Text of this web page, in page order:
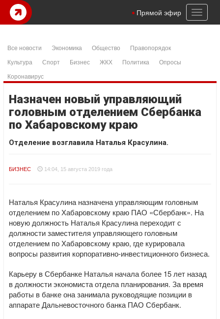
Toggle
Прямой эфир
Все новости Экономика Общество
Правопорядок
Культура
Спорт Бизнес ЖКХ Политика
Опросы
Коронавирус
Назначен новый управляющий
головным отделением Сбербанка
по Хабаровскому краю
Отделение возглавила Наталья Красулина.
БИЗНЕС 14:04, 15 августа 2019 года
Наталья Красулина назначена управляющим головным
отделением по Хабаровскому краю ПАО «Сбербанк». На
новую должность Наталья Красулина переходит с
должности заместителя управляющего головным
отделением по Хабаровскому краю, где курировала
вопросы развития корпоративно-инвестиционного бизнеса.
Карьеру в Сбербанке Наталья начала более 15 лет назад
в должности экономиста отдела планирования. За время
работы в банке она занимала руководящие позиции в
аппарате Дальневосточного банка ПАО Сбербанк.